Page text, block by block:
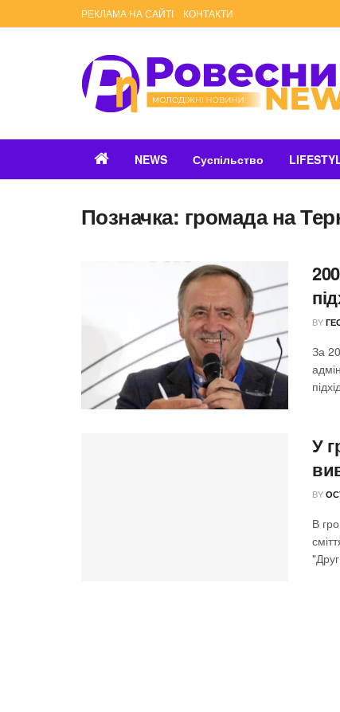
РЕКЛАМА НА САЙТІ КОНТАКТИ
NEWS Суспільство
Позначка: громада на
BY
За
У
BY
В